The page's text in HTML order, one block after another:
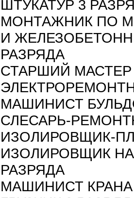
ШТУКАТУР 3
МОНТАЖНИК ПО
И
РАЗРЯДА
СТАРШИЙ МАСТЕР
МАШИНИСТ
СЛЕСАРЬ-
ИЗОЛИРОВЩИК-
ИЗОЛИРОВЩИК
РАЗРЯДА
МАШИНИСТ